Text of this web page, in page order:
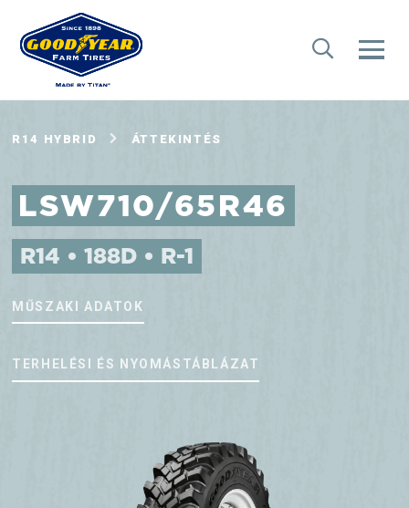
R14 HYBRID ÁTTEKINTÉS
LSW710/65R46
R14 • 188D • R-1
MŰSZAKI ADATOK
TERHELÉSI ÉS NYOMÁSTÁBLÁZAT